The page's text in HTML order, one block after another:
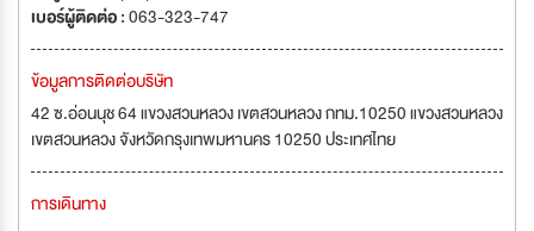
เบอร์ผู้ติดต่อ :063-323-747
ข้อมูลการติดต่อบริษัท
42 ซ.อ่อนนุช 64 แขวงสวนหลวง เขตสวนหลวง กทม.10250 แขวงสวนหลวง
เขตสวนหลวง จังหวัดกรุงเทพมหานคร 10250 ประเทศไทย
การเดินทาง